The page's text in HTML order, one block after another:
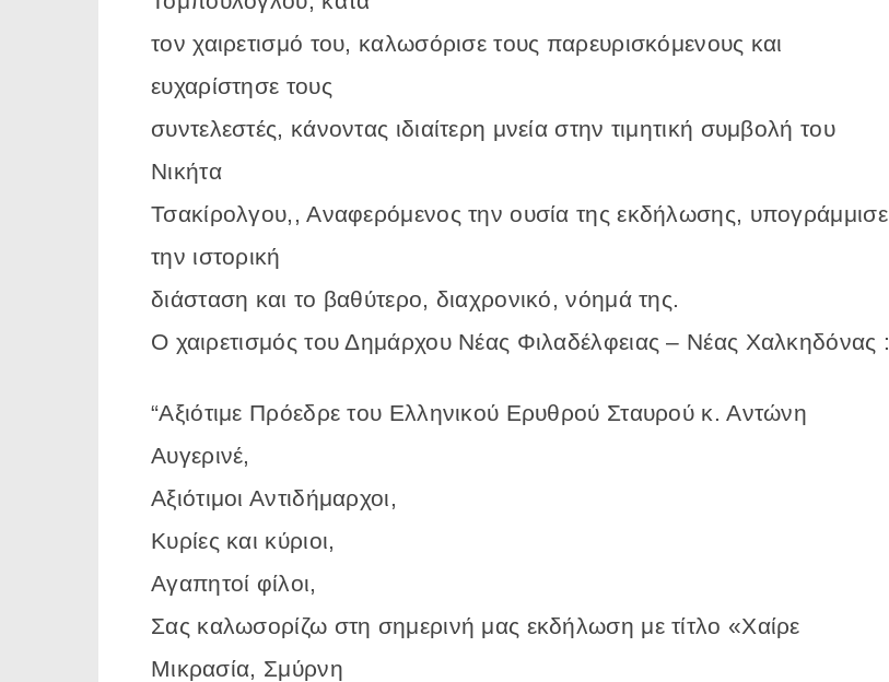
τον χαιρετισμό του, καλωσόρισε τους παρευρισκόμενους και
ευχαρίστησε τους
συντελεστές, κάνοντας ιδιαίτερη μνεία στην τιμητική συμβολή του
Νικήτα
Τσακίρολγου,, Αναφερόμενος την ουσία της εκδήλωσης, υπογράμμισε
την ιστορική
διάσταση και το βαθύτερο, διαχρονικό, νόημά της.
Ο χαιρετισμός του Δημάρχου Νέας Φιλαδέλφειας – Νέας Χαλκηδόνας :
“Αξιότιμε Πρόεδρε του Ελληνικού Ερυθρού Σταυρού κ. Αντώνη
Αυγερινέ,
Αξιότιμοι Αντιδήμαρχοι,
Κυρίες και κύριοι,
Αγαπητοί φίλοι,
Σας καλωσορίζω στη σημερινή μας εκδήλωση με τίτλο «Χαίρε
Μικρασία, Σμύρνη